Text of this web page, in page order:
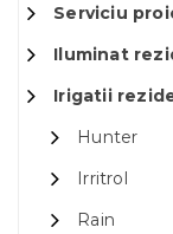
Serviciu
Iluminat
Irigatii
Hunter
Irritrol
Rain